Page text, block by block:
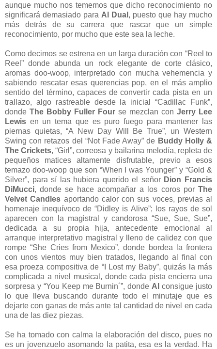
aunque mucho nos tememos que dicho reconocimiento no
significará demasiado para Al Dual , puesto que hay mucho
más detrás de su carrera que rascar que un simple
reconocimiento, por mucho que este sea la leche.
Como decimos se estrena en un larga duración con “Reel to
Reel” donde abunda un rock elegante de corte clásico,
aromas doo-woop, interpretado con mucha vehemencia y
sabiendo rescatar esas querencias pop, en el más amplio
sentido del término, capaces de convertir cada pista en un
trallazo, algo rastreable desde la inicial “Cadillac Funk”,
donde The Bobby Fuller Four se mezclan con Jerry Lee
Lewis en un tema que es puro fuego para mantener las
piernas quietas, “A New Day Will Be True”, un Western
Swing con retazos del “Not Fade Away” de Buddy Holly &
The Crickets, “Girl”, correosa y bailarina melodía, repleta de
pequeños matices altamente disfrutable, previo a esos
temazo doo-woop que son “When I was Younger” y “Gold &
Silver”, para sí las hubiera querido el señor Dion Francis
DiMucci, donde se hace acompañar a los coros por The
Velvet Candles aportando calor con sus voces, previas al
homenaje inequívoco de “Didley is Alive”; los rayos de sol
aparecen con la magistral y candorosa “Sue, Sue, Sue”,
dedicada a su propia hija, antecedente emocional al
arranque interpretativo magistral y lleno de calidez con que
rompe “She Cries from Mexico”, donde bordea la frontera
con unos vientos muy bien tratados, llegando al final con
esa proeza compositiva de “I Lost my Baby”, quizás la más
complicada a nivel musical, donde cada pista encierra una
sorpresa y “You Keep me Burnin´”, donde Al consigue justo
lo que lleva buscando durante todo el minutaje que es
dejarte con ganas de más ante tal cantidad de nivel en cada
una de las diez piezas.
Se ha tomado con calma la elaboración del disco, pues no
es un jovenzuelo asomando la patita, esa es la verdad. Ha